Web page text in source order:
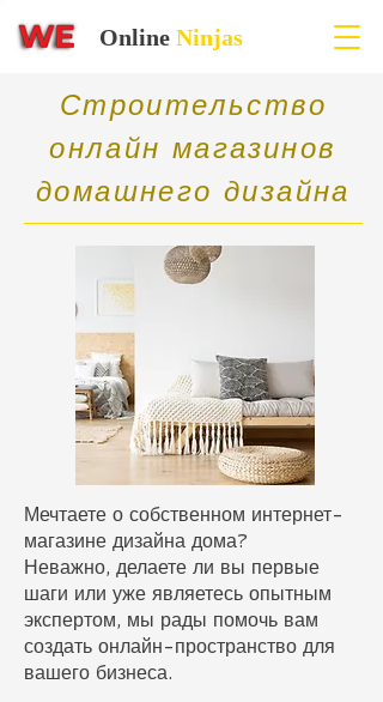
Online Ninjas
Строительство
онлайн магазинов
домашнего дизайна
Мечтаете о собственном интернет-
магазине дизайна дома?
Неважно, делаете ли вы первые
шаги или уже являетесь опытным
экспертом, мы рады помочь вам
создать онлайн-пространство для
вашего бизнеса.